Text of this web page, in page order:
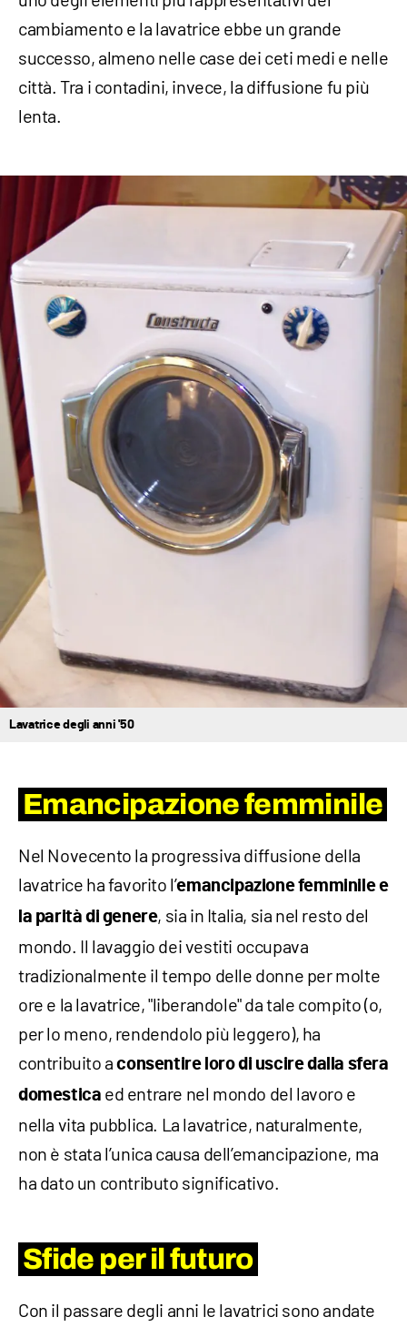
cambiamento e la lavatrice ebbe un grande
successo, almeno nelle case dei ceti medi e nelle
città. Tra i contadini, invece, la diffusione fu più
lenta.
Lavatrice degli anni '50
Emancipazione femminile
Nel Novecento la progressiva diffusione della
lavatrice ha favorito l’emancipazione femminile e
la parità di genere, sia in Italia, sia nel resto del
mondo. Il lavaggio dei vestiti occupava
tradizionalmente il tempo delle donne per molte
ore e la lavatrice, "liberandole" da tale compito (o,
per lo meno, rendendolo più leggero), ha
contribuito aconsentire loro di uscire dalla sfera
domestica ed entrare nel mondo del lavoro e
nella vita pubblica. La lavatrice, naturalmente,
non è stata l’unica causa dell’emancipazione, ma
ha dato un contributo significativo.
Sfide per il futuro
Con il passare degli anni le lavatrici sono andate